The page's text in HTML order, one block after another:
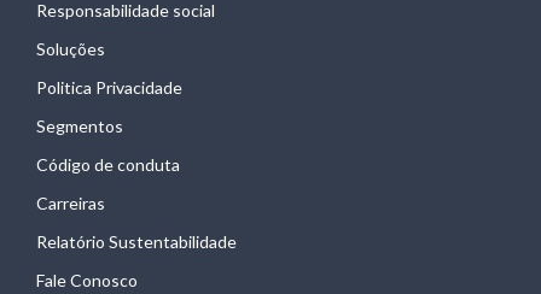
Responsabilidade social
Soluções
Politica Privacidade
Segmentos
Código de conduta
Carreiras
Relatório Sustentabilidade
Fale Conosco